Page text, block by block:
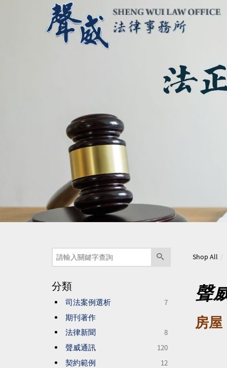
分類
司法案例選析
7
期刊著作
法律新聞
8
聲威通訊
120
契約範例
12
Shop All
聲
房屋